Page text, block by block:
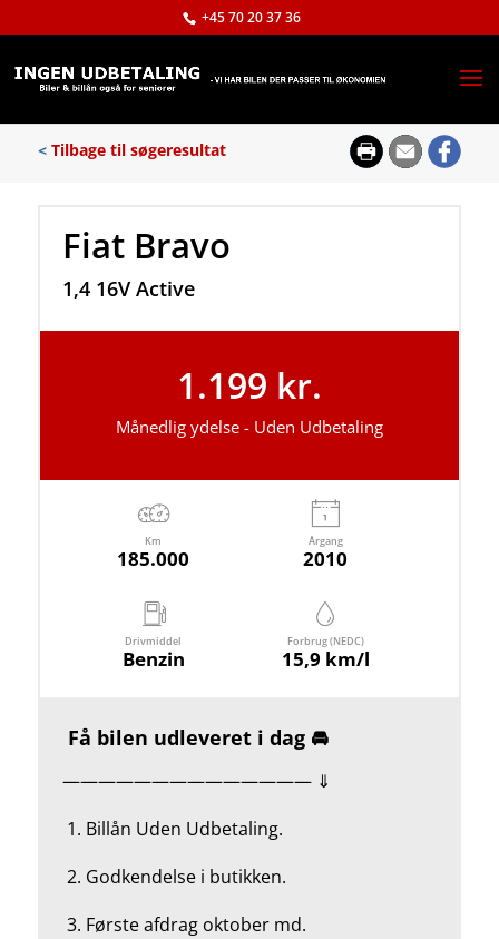
+45 70 20 37 36
< Tilbage til søgeresultat
Fiat Bravo
1,4 16V Active
1.199 kr.
Månedlig ydelse - Uden Udbetaling
Km
185.000
Årgang
2010
Drivmiddel
Benzin
Forbrug (NEDC)
15,9 km/l
Få bilen udleveret i dag 🚘
—————————————— ⇓
1. Billån Uden Udbetaling.
2. Godkendelse i butikken.
3. Første afdrag oktober md.